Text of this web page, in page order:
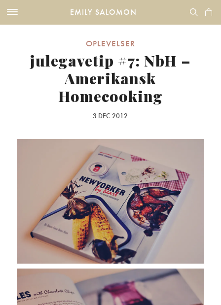
EMILY SALOMON
OPLEVELSER
julegavetip #7: NbH –
Amerikansk
Homecooking
3 DEC 2012